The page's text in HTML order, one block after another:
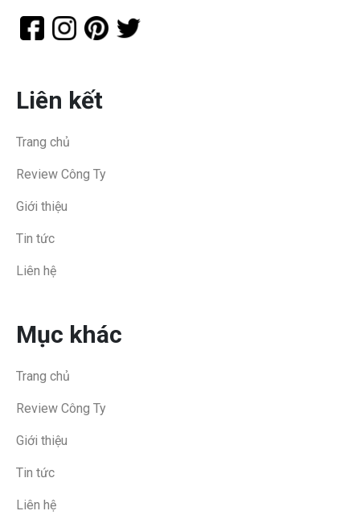
Liên kết
Trang chủ
Review Công Ty
Giới thiệu
Tin tức
Liên hệ
Mục khác
Trang chủ
Review Công Ty
Giới thiệu
Tin tức
Liên hệ